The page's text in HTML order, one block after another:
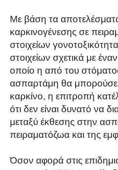
Με βάση τα
καρκινογένεσης σε
στοιχείων
στοιχείων σχετικά με
οποίο η από του
ασπαρτάμη θα μπορούσε
καρκίνο, η επιτροπή
ότι δεν είναι δυνατό να
μεταξύ έκθεσης στην
πειραματόζωα και της
Όσον αφορά στις